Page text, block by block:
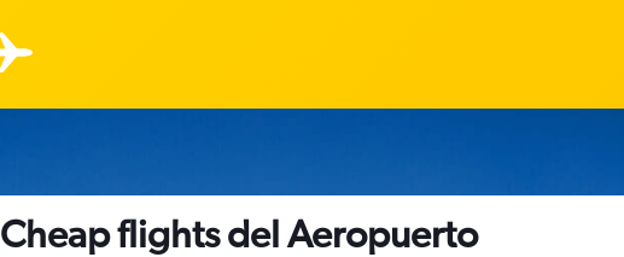
Cheap flights del Aeropuerto